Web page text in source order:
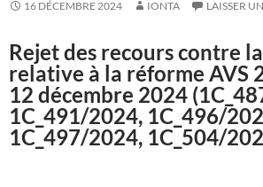
16 DÉCEMBRE 2024 IONTA LAISSER
Rejet des recours contre
relative à la réforme AVS
12 décembre 2024
1C_491/2024, 1C_496/
1C_497/2024, 1C_504/